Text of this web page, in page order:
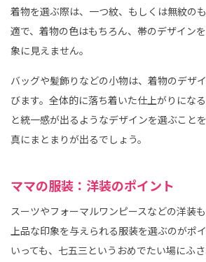
着物を選ぶ際は、一つ紋、もしくは無紋の
適で、着物の色はもちろん、帯のデザイン
象に見えません。
バッグや髪飾りなどの小物は、着物のデザ
びます。全体的に落ち着いた仕上がりにな
と統一感が出るようなデザインを選ぶこと
真にまとまりが出るでしょう。
ママの服装：洋装のポイント
スーツやフォーマルワンピースなどの洋装
上品な印象を与えられる服装を選ぶのがポ
いっても、七五三というおめでたい場にふ